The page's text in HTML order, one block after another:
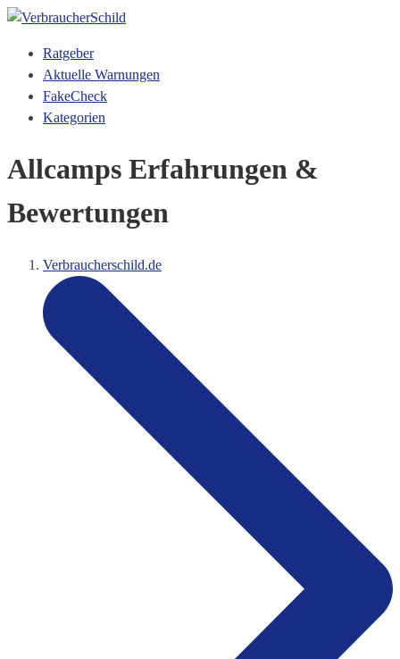
Ratgeber
Aktuelle Warnungen
FakeCheck
Kategorien
Allcamps Erfahrungen &
Bewertungen
Verbraucherschild.de